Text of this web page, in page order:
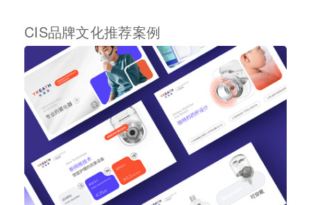
CIS品牌文化推荐案例